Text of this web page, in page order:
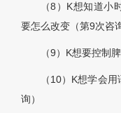
（8）K想知道小
要怎么改变（第9次咨
（9）K想要控制
（10）K想学会
询）